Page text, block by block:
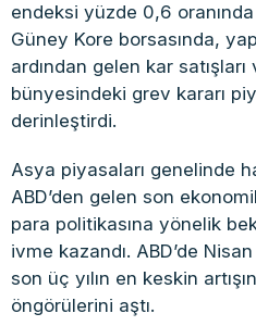
endeksi yüzde 0,6
Güney Kore borsasında,
ardından gelen kar
bünyesindeki grev kararı
derinleştirdi.
Asya piyasaları genelinde
ABD’den gelen son
para politikasına yönelik
ivme kazandı. ABD’de
son üç yılın en keskin
öngörülerini aştı.